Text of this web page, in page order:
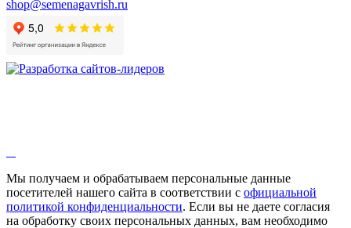
shop@semenagavrish.ru
Мы получаем и обрабатываем персональные данные
посетителей нашего сайта в соответствии с официальной
политикой конфиденциальности. Если вы не даете согласия
на обработку своих персональных данных, вам необходимо